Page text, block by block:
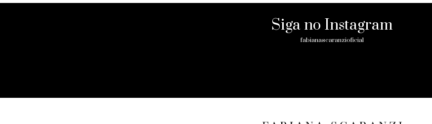
Siga no Instagram
fabianascaranzioficial